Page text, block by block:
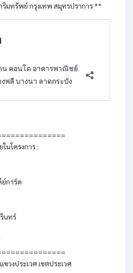
ริมทรัพย์ กรุงเทพ สมุทรปราการ **
นโครงการ :
ย์การ์ด
นทร์
วงประเวศ เขตประเวศ